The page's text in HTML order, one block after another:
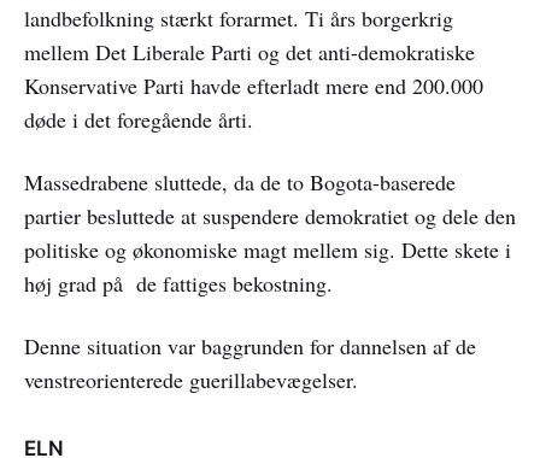
landbefolkning stærkt forarmet. Ti års borgerkrig
mellem Det Liberale Parti og det anti-demokratiske
Konservative Parti havde efterladt mere end 200.000
døde i det foregående årti.
Massedrabene sluttede, da de to Bogota-baserede
partier besluttede at suspendere demokratiet og dele den
politiske og økonomiske magt mellem sig. Dette skete i
høj grad på de fattiges bekostning.
Denne situation var baggrunden for dannelsen af de
venstreorienterede guerillabevægelser.
ELN